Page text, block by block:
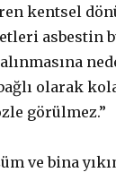
kentsel
asbestin
olarak
görülmez.”
ve bina